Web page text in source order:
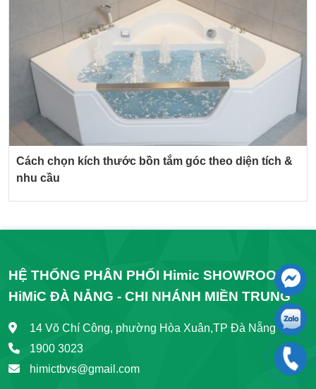
Cách chọn kích thước bồn tắm góc theo diện tích &
nhu cầu
HỆ THỐNG PHÂN PHỐI Himic SHOWROOM
HiMiC ĐÀ NẴNG - CHI NHÁNH MIỀN TRUNG
14 Võ Chí Công, phường Hòa Xuân,TP Đà Nẵng
1900 3023
himictbvs@gmail.com